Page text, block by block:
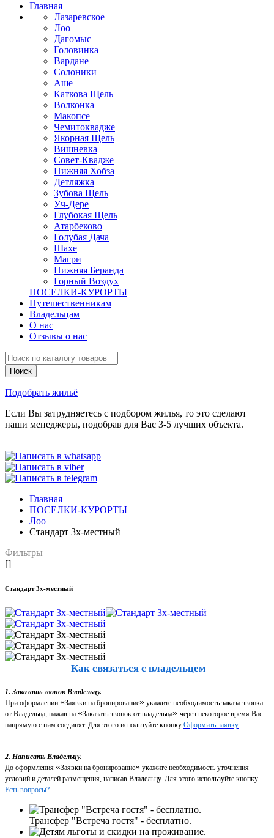
Главная
Лазаревское
Лоо
Дагомыс
Головинка
Вардане
Солоники
Аше
Каткова Щель
Волконка
Макопсе
Чемитоквадже
Якорная Щель
Вишневка
Совет-Квадже
Нижняя Хобза
Детляжка
Зубова Щель
Уч-Дере
Глубокая Щель
Атарбеково
Голубая Дача
Шахе
Магри
Нижняя Беранда
Горный Воздух
ПОСЕЛКИ-КУРОРТЫ
Путешественникам
Владельцам
О нас
Отзывы о нас
Подобрать жильё
Если Вы затрудняетесь с подбором жилья, то это сделают
наши менеджеры, подобрав для Вас 3-5 лучших объекта.
Главная
ПОСЕЛКИ-КУРОРТЫ
Лоо
Стандарт 3х-местный
Фильтры
[]
Стандарт 3х-местный
Как связаться с владельцем
1. Заказать звонок Владельцу.
При оформлении «Заявки на бронирование» укажите необходимость заказа звонка
от Владельца, нажав на «Заказать звонок от владельца» через некоторое время Вас
напрямую с ним соединят. Для этого используйте кнопку Оформить заявку
2. Написать Владельцу.
До оформления «Заявки на бронирование» укажите необходимость уточнения
условий и деталей размещения, написав Владельцу. Для этого используйте кнопку
Есть вопросы?
Трансфер "Встреча гостя" - бесплатно.